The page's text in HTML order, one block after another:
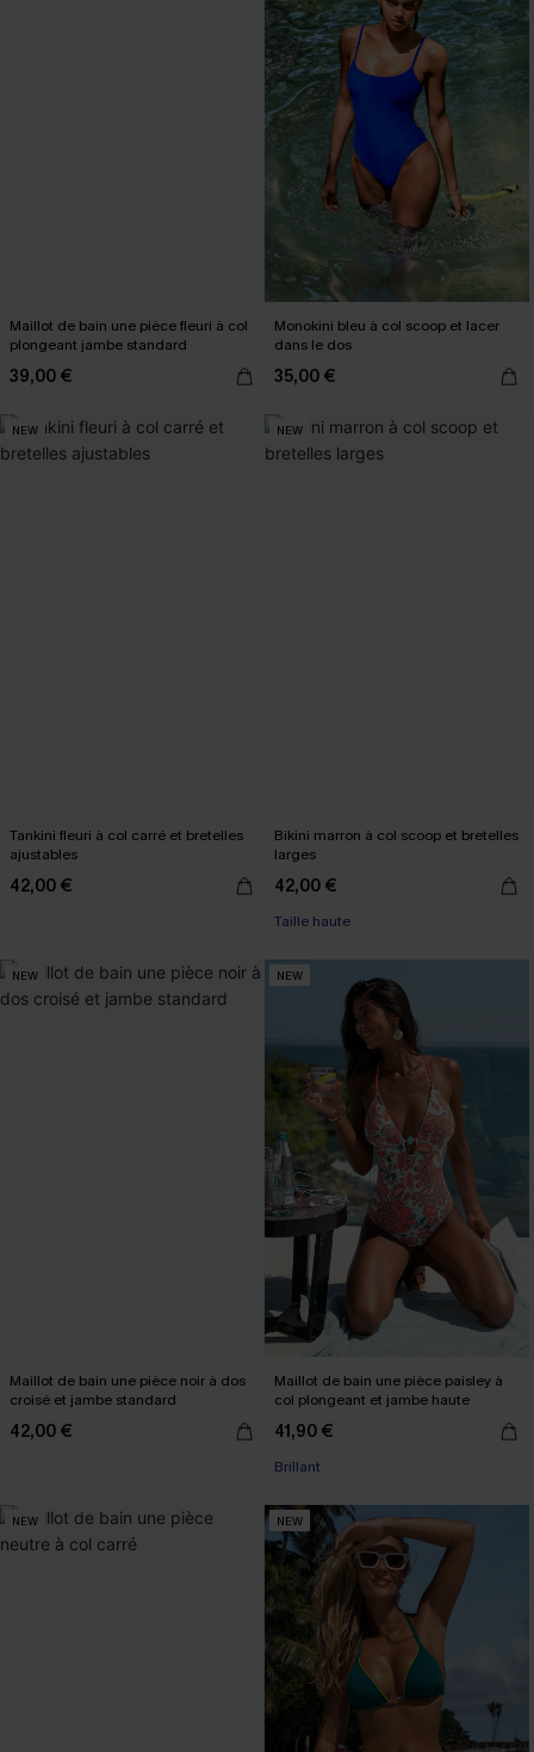
Maillot de bain une pièce fleuri à col
plongeant jambe standard
39,00 €
Monokini bleu à col scoop et lacer
dans le dos
35,00 €
NEW
Tankini fleuri à col carré et bretelles
ajustables
42,00 €
NEW
Bikini marron à col scoop et bretelles
larges
42,00 €
Taille haute
NEW
Maillot de bain une pièce noir à dos
croisé et jambe standard
42,00 €
NEW
Maillot de bain une pièce paisley à
col plongeant et jambe haute
41,90 €
Brillant
NEW NEW